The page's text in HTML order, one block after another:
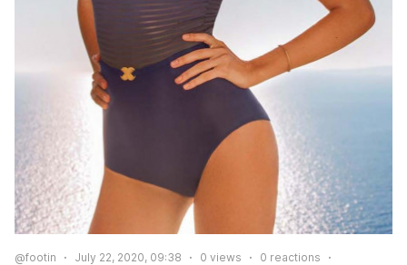
@footin July 22, 2020, 09:38 0 views 0 reactions